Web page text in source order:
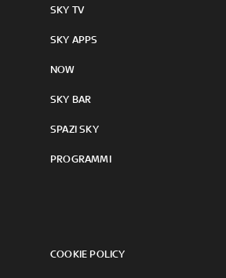
SKY TV
SKY APPS
NOW
SKY BAR
SPAZI SKY
PROGRAMMI
COOKIE POLICY